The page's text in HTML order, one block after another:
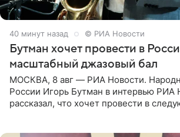
40 минут назад © РИА Новости
Бутман хочет провести в
масштабный джазовый бал
МОСКВА, 8 авг — РИА Новости.
России Игорь Бутман в интервью РИА
рассказал, что хочет провести в